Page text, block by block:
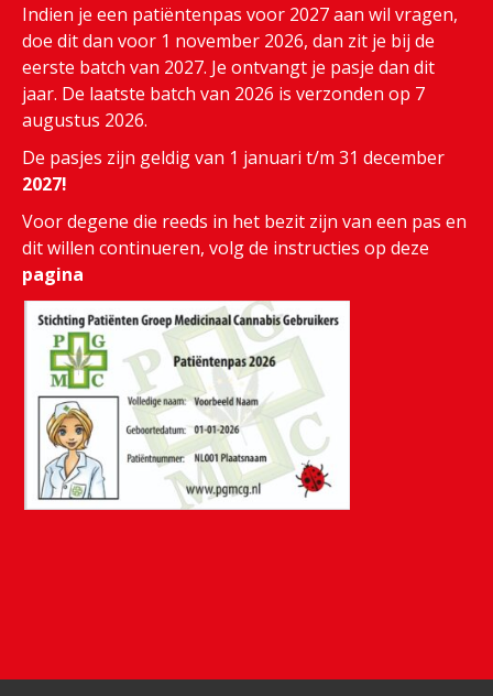
Indien je een patiëntenpas voor 2027 aan wil vragen,
doe dit dan voor 1 november 2026, dan zit je bij de
eerste batch van 2027. Je ontvangt je pasje dan dit
jaar. De laatste batch van 2026 is verzonden op 7
augustus 2026.
De pasjes zijn geldig van 1 januari t/m 31 december
2027!
Voor degene die reeds in het bezit zijn van een pas en
dit willen continueren, volg de instructies op deze
pagina